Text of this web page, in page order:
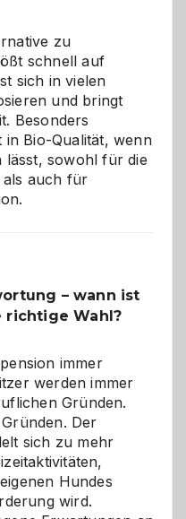
für
Hunde
im
eigenen
Zuhause
zu
schnell auf
sich in vielen
und bringt
Besonders
in Bio-Qualität, wenn
lässt, sowohl für die
als auch für
– wann ist
richtige Wahl?
immer
werden immer
Gründen.
Der
sich zu mehr
Hundes
wird.